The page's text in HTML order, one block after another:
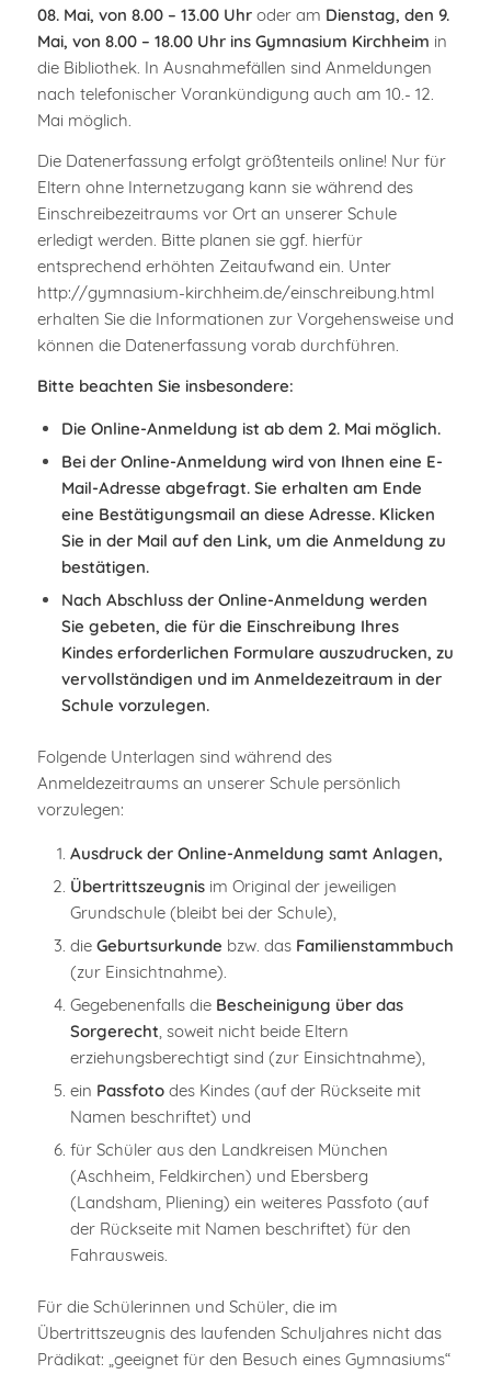
08. Mai, von 8.00 – 13.00 Uhroder am Dienstag, den 9.
Mai, von 8.00 – 18.00 Uhr ins Gymnasium Kirchheim in
die Bibliothek. In Ausnahmefällen sind Anmeldungen
nach telefonischer Vorankündigung auch am 10.- 12.
Mai möglich.
Die Datenerfassung erfolgt größtenteils online! Nur für
Eltern ohne Internetzugang kann sie während des
Einschreibezeitraums vor Ort an unserer Schule
erledigt werden. Bitte planen sie ggf. hierfür
entsprechend erhöhten Zeitaufwand ein. Unter
http://gymnasium-kirchheim.de/einschreibung.html
erhalten Sie die Informationen zur Vorgehensweise und
können die Datenerfassung vorab durchführen.
Bitte beachten Sie insbesondere:
Die Online-Anmeldung ist ab dem 2. Mai möglich.
Bei der Online-Anmeldung wird von Ihnen eine E-
Mail-Adresse abgefragt. Sie erhalten am Ende
eine Bestätigungsmail an diese Adresse. Klicken
Sie in der Mail auf den Link, um die Anmeldung zu
bestätigen.
Nach Abschluss der Online-Anmeldung werden
Sie gebeten, die für die Einschreibung Ihres
Kindes erforderlichen Formulare auszudrucken, zu
vervollständigen und im Anmeldezeitraum in der
Schule vorzulegen.
Folgende Unterlagen sind während des
Anmeldezeitraums an unserer Schule persönlich
vorzulegen:
Ausdruck der Online-Anmeldung samt Anlagen,
Übertrittszeugnisim Original der jeweiligen
Grundschule (bleibt bei der Schule),
die Geburtsurkunde bzw. das Familienstammbuch
(zur Einsichtnahme).
Gegebenenfalls die Bescheinigung über das
Sorgerecht, soweit nicht beide Eltern
erziehungsberechtigt sind (zur Einsichtnahme),
ein Passfotodes Kindes (auf der Rückseite mit
Namen beschriftet) und
für Schüler aus den Landkreisen München
(Aschheim, Feldkirchen) und Ebersberg
(Landsham, Pliening) ein weiteres Passfoto (auf
der Rückseite mit Namen beschriftet) für den
Fahrausweis.
Für die Schülerinnen und Schüler, die im
Übertrittszeugnis des laufenden Schuljahres nicht das
Prädikat: „geeignet für den Besuch eines Gymnasiums“